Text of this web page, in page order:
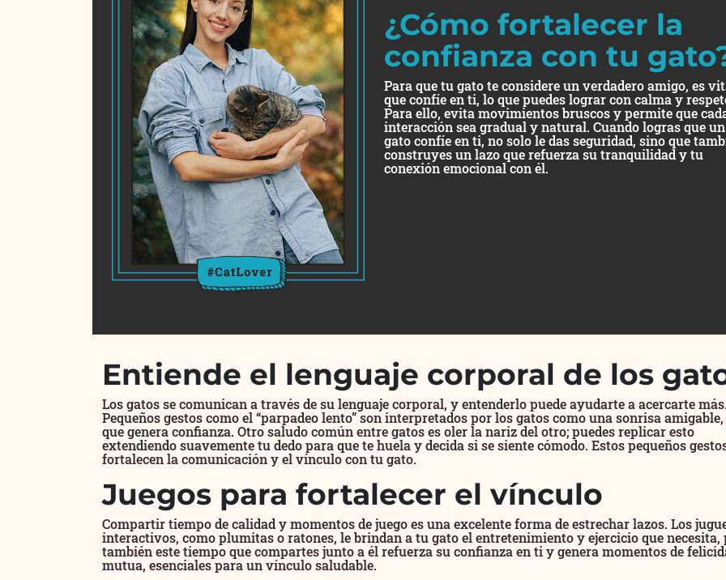
¿Cómo fortalecer la
confianza con tu
Para que tu gato te considere un verdadero amigo, es
que confíe en ti, lo que puedes lograr con calma y
Para ello, evita movimientos bruscos y permite que
interacción sea gradual y natural. Cuando logras que un
gato confíe en ti, no solo le das seguridad, sino que
construyes un lazo que refuerza su tranquilidad y tu
conexión emocional con él.
Entiende el lenguaje corporal de los
Los gatos se comunican a través de su lenguaje corporal, y entenderlo puede ayudarte a acercarte más.
Pequeños gestos como el “parpadeo lento” son interpretados por los gatos como una sonrisa
que genera confianza. Otro saludo común entre gatos es oler la nariz del otro; puedes replicar esto
extendiendo suavemente tu dedo para que te huela y decida si se siente cómodo. Estos pequeños
fortalecen la comunicación y el vínculo con tu gato.
Juegos para fortalecer el vínculo
Compartir tiempo de calidad y momentos de juego es una excelente forma de estrechar lazos. Los
interactivos, como plumitas o ratones, le brindan a tu gato el entretenimiento y ejercicio que necesita,
también este tiempo que compartes junto a él refuerza su confianza en ti y genera momentos de
mutua, esenciales para un vínculo saludable.